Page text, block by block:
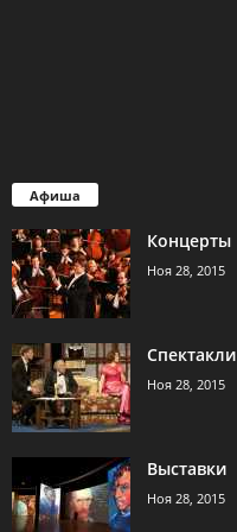
Афиша
Концерты
Ноя 28, 2015
Спектакли
Ноя 28, 2015
Выставки
Ноя 28, 2015